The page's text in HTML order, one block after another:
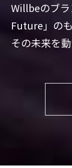
Willbeのブ
Future」のも
その未来を動